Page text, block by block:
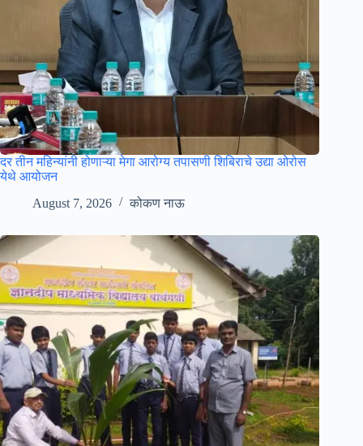
दर तीन महिन्यांनी होणाऱ्या मेगा आरोग्य तपासणी शिबिराचे उद्या ओरोस
येथे आयोजन
August 7, 2026
कोकण नाऊ